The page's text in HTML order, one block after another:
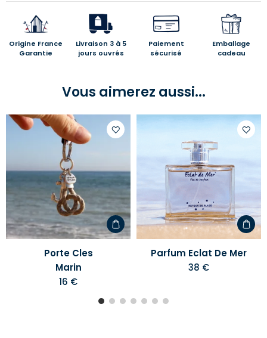
Origine France
Garantie
Livraison 3 à 5
jours ouvrés
Paiement
sécurisé
Emballage
cadeau
Vous aimerez aussi...
votre
liste
d'envies
Porte Cles
Marin
16 €
Parfum Eclat De Mer
38 €